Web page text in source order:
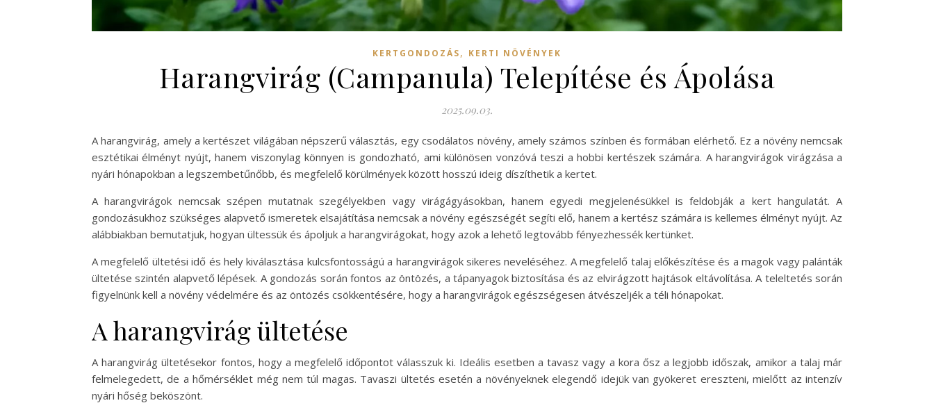
KERTGONDOZÁS, KERTI NÖVÉNYEK
Harangvirág (Campanula) Telepítése és Ápolása
2025.09.03.
A harangvirág, amely a kertészet világában népszerű választás, egy csodálatos növény, amely számos színben és formában elérhető. Ez a növény nemcsak
esztétikai élményt nyújt, hanem viszonylag könnyen is gondozható, ami különösen vonzóvá teszi a hobbi kertészek számára. A harangvirágok virágzása a
nyári hónapokban a legszembetűnőbb, és megfelelő körülmények között hosszú ideig díszíthetik a kertet.
A harangvirágok nemcsak szépen mutatnak szegélyekben vagy virágágyásokban, hanem egyedi megjelenésükkel is feldobják a kert hangulatát. A
gondozásukhoz szükséges alapvető ismeretek elsajátítása nemcsak a növény egészségét segíti elő, hanem a kertész számára is kellemes élményt nyújt. Az
alábbiakban bemutatjuk, hogyan ültessük és ápoljuk a harangvirágokat, hogy azok a lehető legtovább fényezhessék kertünket.
A megfelelő ültetési idő és hely kiválasztása kulcsfontosságú a harangvirágok sikeres neveléséhez. A megfelelő talaj előkészítése és a magok vagy palánták
ültetése szintén alapvető lépések. A gondozás során fontos az öntözés, a tápanyagok biztosítása és az elvirágzott hajtások eltávolítása. A teleltetés során
figyelnünk kell a növény védelmére és az öntözés csökkentésére, hogy a harangvirágok egészségesen átvészeljék a téli hónapokat.
A harangvirág ültetése
A harangvirág ültetésekor fontos, hogy a megfelelő időpontot válasszuk ki. Ideális esetben a tavasz vagy a kora ősz a legjobb időszak, amikor a talaj már
felmelegedett, de a hőmérséklet még nem túl magas. Tavaszi ültetés esetén a növényeknek elegendő idejük van gyökeret ereszteni, mielőtt az intenzív
nyári hőség beköszönt.